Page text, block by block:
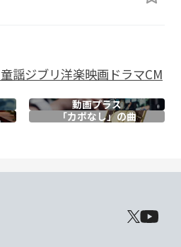
童謡ジブリ洋楽映画ドラマCM
動画プラス
「カポなし」の曲